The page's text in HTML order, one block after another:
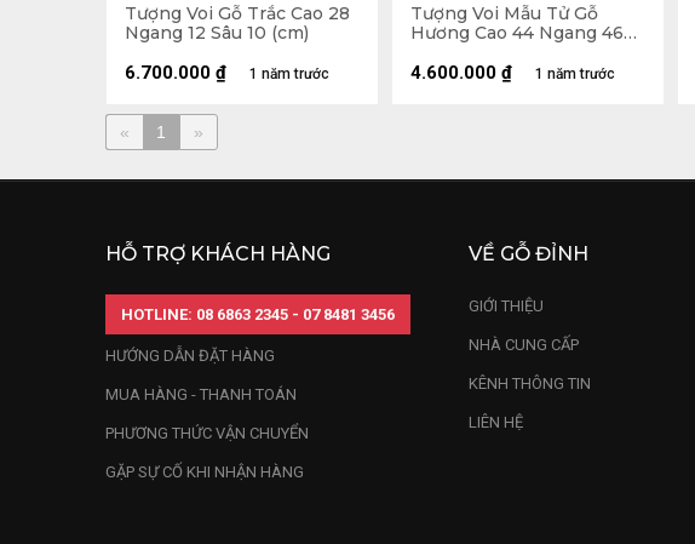
Tượng Voi Gỗ Trắc Cao 28
Ngang 12 Sâu 10 (cm)
1 năm trước
6.700.000 ₫
Tượng Voi Mẫu Tử Gỗ
Hương Cao 44 Ngang 46
1 năm trước
4.600.000 ₫
« 1 »
HỖ TRỢ KHÁCH HÀNG
HOTLINE: 08 6863 2345 - 07 8481 3456
HƯỚNG DẪN ĐẶT HÀNG
MUA HÀNG - THANH TOÁN
PHƯƠNG THỨC VẬN CHUYỂN
GẶP SỰ CỐ KHI NHẬN HÀNG
VỀ GỖ ĐỈNH
GIỚI THIỆU
NHÀ CUNG CẤP
KÊNH THÔNG TIN
LIÊN HỆ